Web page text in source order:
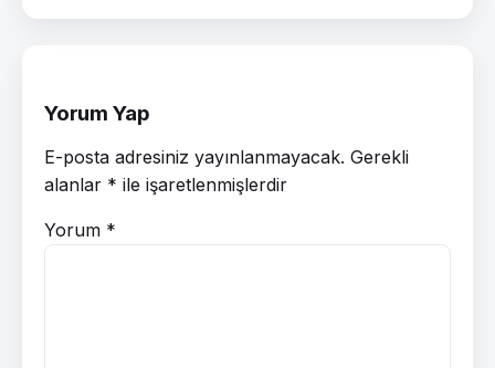
Yorum Yap
E-posta adresiniz yayınlanmayacak. Gerekli
alanlar * ile işaretlenmişlerdir
Yorum *